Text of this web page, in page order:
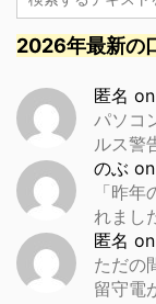
2026年最新の
匿名 on
パソコ
ルス警
のぶ on
「昨
れまし
匿名 on
ただの
留守電